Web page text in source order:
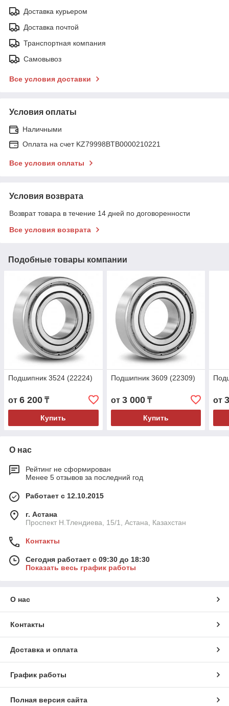
Доставка курьером
Доставка почтой
Транспортная компания
Самовывоз
Все условия доставки
Условия оплаты
Наличными
Оплата на счет KZ79998BTB0000210221
Все условия оплаты
Условия возврата
Возврат товара в течение 14 дней по договоренности
Все условия возврата
Подобные товары компании
Подшипник 3524 (22224)
от 6 200 ₸
Купить
Подшипник 3609 (22309)
от 3 000₸
Купить
от
О нас
Рейтинг не сформирован
Менее 5 отзывов за последний год
Работает с 12.10.2015
г. Астана
Проспект Н.Тлендиева, 15/1, Астана, Казахстан
Контакты
Сегодня работает с 09:30 до 18:30
Показать весь график работы
О нас
Контакты
Доставка и оплата
График работы
Полная версия сайта